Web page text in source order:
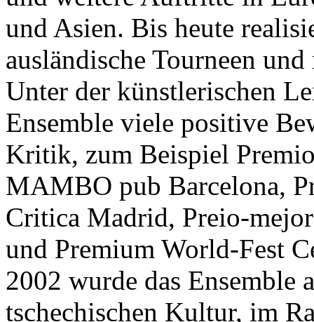
und Asien. Bis heute
ausländische Tourneen
Unter der künstlerischen
Ensemble viele positive
Kritik, zum Beispiel Premio
MAMBO pub Barcelona,
Critica Madrid, Preio-
und Premium World-Fest
2002 wurde das Ensemble
tschechischen Kultur, im